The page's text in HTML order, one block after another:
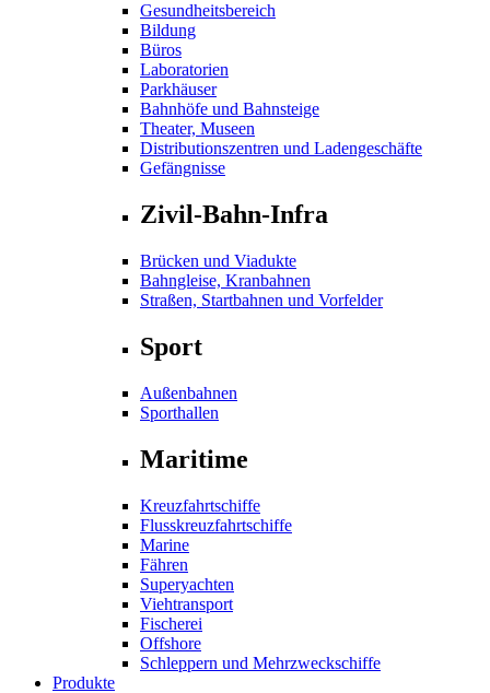
Gesundheitsbereich
Bildung
Büros
Laboratorien
Parkhäuser
Bahnhöfe und Bahnsteige
Theater, Museen
Distributionszentren und Ladengeschäfte
Gefängnisse
Zivil-Bahn-Infra
Brücken und Viadukte
Bahngleise, Kranbahnen
Straßen, Startbahnen und Vorfelder
Sport
Außenbahnen
Sporthallen
Maritime
Kreuzfahrtschiffe
Flusskreuzfahrtschiffe
Marine
Fähren
Superyachten
Viehtransport
Fischerei
Offshore
Schleppern und Mehrzweckschiffe
Produkte